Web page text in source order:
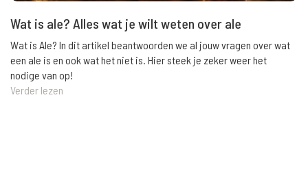
Wat is ale? Alles wat je wilt weten over ale
Wat is Ale? In dit artikel beantwoorden we al jouw vragen over wat
een ale is en ook wat het niet is. Hier steek je zeker weer het
nodige van op!
Verder lezen